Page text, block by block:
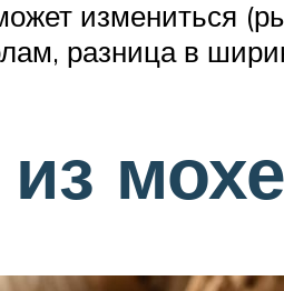
измениться
разница в